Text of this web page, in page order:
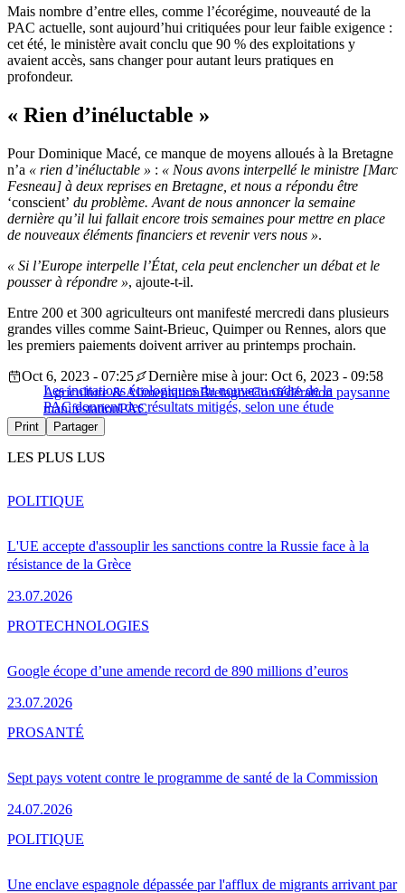
Mais nombre d’entre elles, comme l’écorégime, nouveauté de la
PAC actuelle, sont aujourd’hui critiquées pour leur faible exigence :
cet été, le ministère avait conclu que 90 % des exploitations y
avaient accès, sans changer pour autant leurs pratiques en
profondeur.
« Rien d’inéluctable »
Pour Dominique Macé, ce manque de moyens alloués à la Bretagne
n’a « rien d’inéluctable » : « Nous avons interpellé le ministre [Marc
Fesneau] à deux reprises en Bretagne, et nous a répondu être
‘conscient’ du problème. Avant de nous annoncer la semaine
dernière qu’il lui fallait encore trois semaines pour mettre en place
de nouveaux éléments financiers et revenir vers nous ».
« Si l’Europe interpelle l’État, cela peut enclencher un débat et le
pousser à répondre », ajoute-t-il.
Entre 200 et 300 agriculteurs ont manifesté mercredi dans plusieurs
grandes villes comme Saint-Brieuc, Quimper ou Rennes, alors que
les premiers paiements doivent arriver au printemps prochain.
Les incitations écologiques du nouveau cadre de la
PAC donnent des résultats mitigés, selon une étude
Oct 6, 2023 - 07:25
Dernière mise à jour: Oct 6, 2023 - 09:58
Agriculture & AlimentationBretagneConfédération paysanne
manifestationPAC
Print Partager
LES PLUS LUS
L'UE accepte d'assouplir les sanctions contre la Russie face à la
résistance de la Grèce
23.07.2026
POLITIQUE
Google écope d’une amende record de 890 millions d’euros
23.07.2026
PROTECHNOLOGIES
Sept pays votent contre le programme de santé de la Commission
24.07.2026
PROSANTÉ
Une enclave espagnole dépassée par l'afflux de migrants arrivant par
POLITIQUE